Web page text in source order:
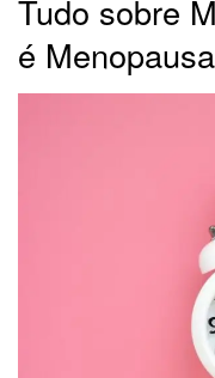
Tudo sobre
é Menopausa